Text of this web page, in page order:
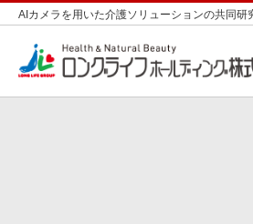
AIカメラを用いた介護ソリューションの共同